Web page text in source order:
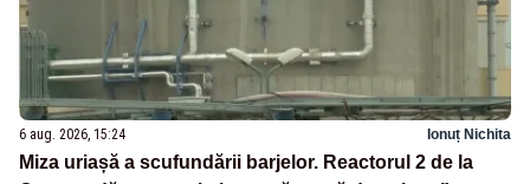
6 aug. 2026, 15:24 Ionuț Nichita
Miza uriașă a scufundării barjelor. Reactorul 2 de la